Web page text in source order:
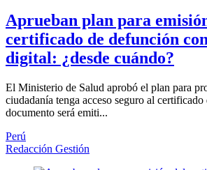
Aprueban plan para
certificado de defunción
digital: ¿desde cuándo?
El Ministerio de Salud aprobó el plan para
ciudadanía tenga acceso seguro al
documento será emiti...
Perú
Redacción Gestión